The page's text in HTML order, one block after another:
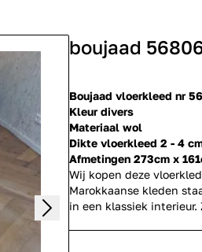
boujaad
Boujaad vloerkleed nr
Kleur divers
Materiaal wol
Dikte vloerkleed 2 - 4
Afmetingen 273cm x
Wij kopen deze
Marokkaanse kleden
in een klassiek interieur.